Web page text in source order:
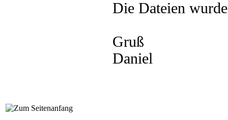
Die Dateien
Gruß
Daniel